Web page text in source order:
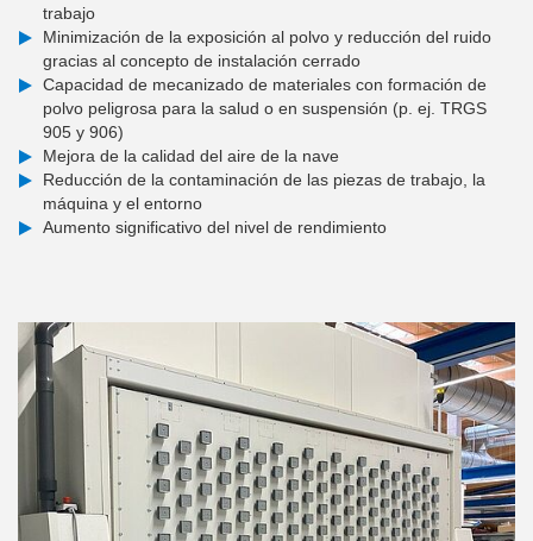
trabajo
Minimización de la exposición al polvo y reducción del ruido
gracias al concepto de instalación cerrado
Capacidad de mecanizado de materiales con formación de
polvo peligrosa para la salud o en suspensión (p. ej. TRGS
905 y 906)
Mejora de la calidad del aire de la nave
Reducción de la contaminación de las piezas de trabajo, la
máquina y el entorno
Aumento significativo del nivel de rendimiento